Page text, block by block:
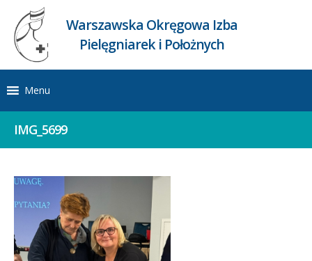
Warszawska Okręgowa Izba
Pielęgniarek i Położnych
Menu
IMG_5699